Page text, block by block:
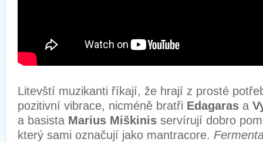
Litevští muzikanti říkají, že hrají z prosté
pozitivní vibrace, nicméně bratři Edagaras a
a basista Marius Miškinis servírují dobro
který sami označují jako mantracore.